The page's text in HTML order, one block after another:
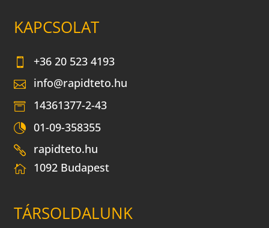
KAPCSOLAT
+36 20 523 4193
info@rapidteto.hu
14361377-2-43
01-09-358355
rapidteto.hu
1092 Budapest
TÁRSOLDALUNK